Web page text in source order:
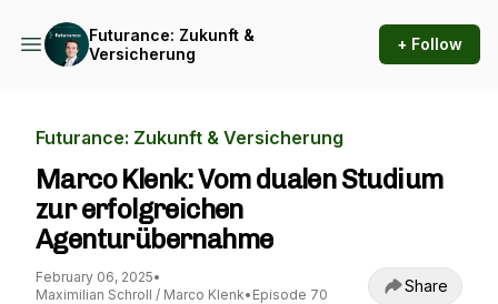
Futurance: Zukunft &
Versicherung
+ Follow
Futurance: Zukunft & Versicherung
Marco Klenk: Vom dualen Studium
zur erfolgreichen
Agenturübernahme
February 06, 2025•
Maximilian Schroll / Marco Klenk• Episode 70 Share